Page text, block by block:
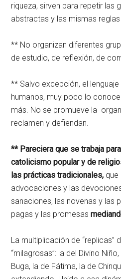
riqueza, sirven para repetir las
abstractas y las mismas reglas
** No organizan diferentes
de estudio, de reflexión, de
** Salvo excepción, el
humanos, muy poco lo
más. No se promueve la
reclamen y defiendan.
** Pareciera que se trabaja
catolicismo popular y de
las prácticas tradicionales, que
advocaciones y las
sanaciones, las novenas y las
pagas y las promesas
La multiplicación de “replicas”
“milagrosas”: la del Divino
Buga, la de Fátima, la de